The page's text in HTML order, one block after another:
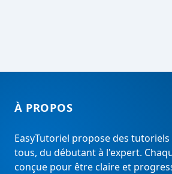
À PROPOS
EasyTutoriel propose des tutoriels
tous, du débutant à l'expert.
conçue pour être claire et